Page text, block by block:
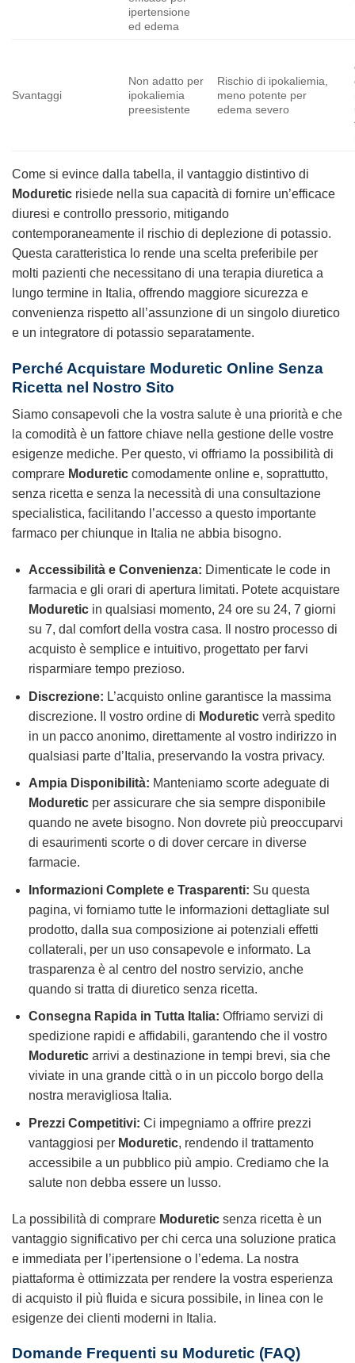
ipertensione
ed edema
Svantaggi
Non adatto per
ipokaliemia
preesistente
Rischio di ipokaliemia,
meno potente per
edema severo
Come si evince dalla tabella, il vantaggio distintivo di
Moduretic risiede nella sua capacità di fornire un’efficace
diuresi e controllo pressorio, mitigando
contemporaneamente il rischio di deplezione di potassio.
Questa caratteristica lo rende una scelta preferibile per
molti pazienti che necessitano di una terapia diuretica a
lungo termine in Italia, offrendo maggiore sicurezza e
convenienza rispetto all’assunzione di un singolo diuretico
e un integratore di potassio separatamente.
Perché Acquistare Moduretic Online Senza
Ricetta nel Nostro Sito
Siamo consapevoli che la vostra salute è una priorità e che
la comodità è un fattore chiave nella gestione delle vostre
esigenze mediche. Per questo, vi offriamo la possibilità di
comprare Moduretic comodamente online e, soprattutto,
senza ricetta e senza la necessità di una consultazione
specialistica, facilitando l’accesso a questo importante
farmaco per chiunque in Italia ne abbia bisogno.
Accessibilità e Convenienza: Dimenticate le code in
farmacia e gli orari di apertura limitati. Potete acquistare
Modureticin qualsiasi momento, 24 ore su 24, 7 giorni
su 7, dal comfort della vostra casa. Il nostro processo di
acquisto è semplice e intuitivo, progettato per farvi
risparmiare tempo prezioso.
Discrezione: L’acquisto onlinegarantisce la massima
discrezione. Il vostro ordine di Modureticverrà spedito
in un pacco anonimo, direttamente al vostro indirizzo in
qualsiasi parte d’Italia, preservando la vostra privacy.
Ampia Disponibilità: Manteniamo scorte adeguate di
Modureticper assicurare che sia sempre disponibile
quando ne avete bisogno. Non dovrete più preoccuparvi
di esaurimenti scorte o di dover cercare in diverse
farmacie.
Informazioni Complete e Trasparenti: Su questa
pagina, vi forniamo tutte le informazioni dettagliate sul
prodotto, dalla sua composizione ai potenziali effetti
collaterali, per un uso consapevole e informato. La
trasparenza è al centro del nostro servizio, anche
quando si tratta di diuretico senza ricetta.
Consegna Rapida in Tutta Italia: Offriamo servizi di
spedizione rapidi e affidabili, garantendo che il vostro
Modureticarrivi a destinazione in tempi brevi, sia che
viviate in una grande città o in un piccolo borgo della
nostra meravigliosa Italia.
Prezzi Competitivi: Ci impegniamo a offrire prezzi
vantaggiosi per Moduretic, rendendo il trattamento
accessibile a un pubblico più ampio. Crediamo che la
salute non debba essere un lusso.
La possibilità di comprare Moduretic senza ricetta è un
vantaggio significativo per chi cerca una soluzione pratica
e immediata per l’ipertensione o l’edema. La nostra
piattaforma è ottimizzata per rendere la vostra esperienza
di acquisto il più fluida e sicura possibile, in linea con le
esigenze dei clienti moderni in Italia.
Domande Frequenti su Moduretic (FAQ)